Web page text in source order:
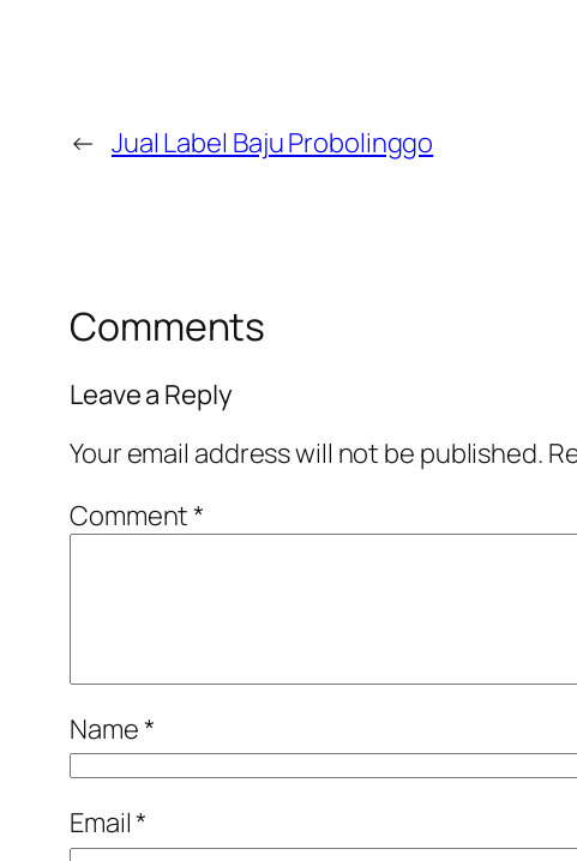
← Jual Label Baju Probolinggo
Comments
Leave a Reply
Your email address will not be published.
Comment*
Name*
Email*